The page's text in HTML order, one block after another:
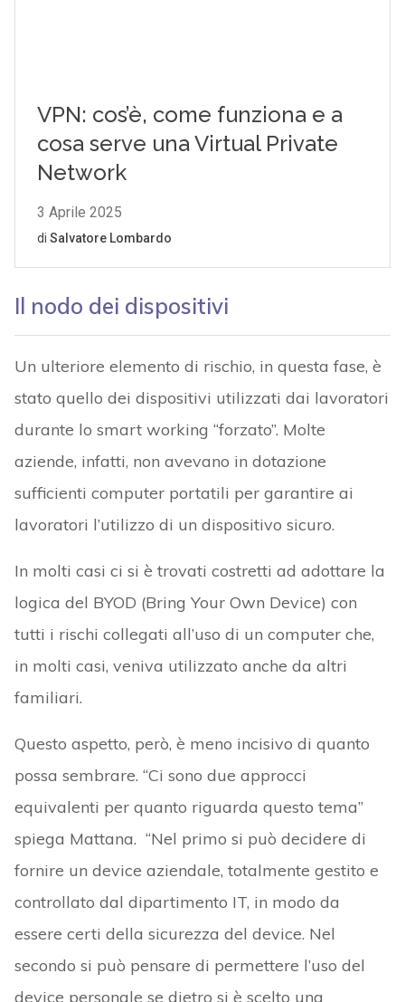
Il nodo dei dispositivi
Un ulteriore elemento di rischio, in questa fase, è
stato quello dei dispositivi utilizzati dai lavoratori
durante lo smart working “forzato”. Molte
aziende, infatti, non avevano in dotazione
sufficienti computer portatili per garantire ai
lavoratori l’utilizzo di un dispositivo sicuro.
In molti casi ci si è trovati costretti ad adottare la
logica del BYOD (Bring Your Own Device) con
tutti i rischi collegati all’uso di un computer che,
in molti casi, veniva utilizzato anche da altri
familiari.
Questo aspetto, però, è meno incisivo di quanto
possa sembrare. “Ci sono due approcci
equivalenti per quanto riguarda questo tema”
spiega Mattana. “Nel primo si può decidere di
fornire un device aziendale, totalmente gestito e
controllato dal dipartimento IT, in modo da
essere certi della sicurezza del device. Nel
secondo si può pensare di permettere l’uso del
device personale se dietro si è scelto una